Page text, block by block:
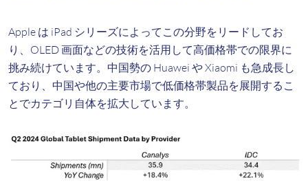
Apple は iPad シリーズによってこの分野をリードしてお
り、OLED 画面などの技術を活用して高価格帯での限界に
挑み続けています。中国勢の Huawei や Xiaomi も急成長し
ており、中国や他の主要市場で低価格帯製品を展開するこ
とでカテゴリ自体を拡大しています。